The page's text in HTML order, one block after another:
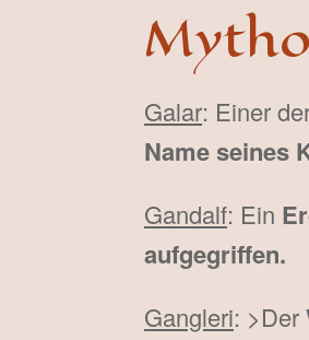
Galar: Einer
Name seines
Gandalf: Ein
aufgegriffen.
Gangleri: >Der